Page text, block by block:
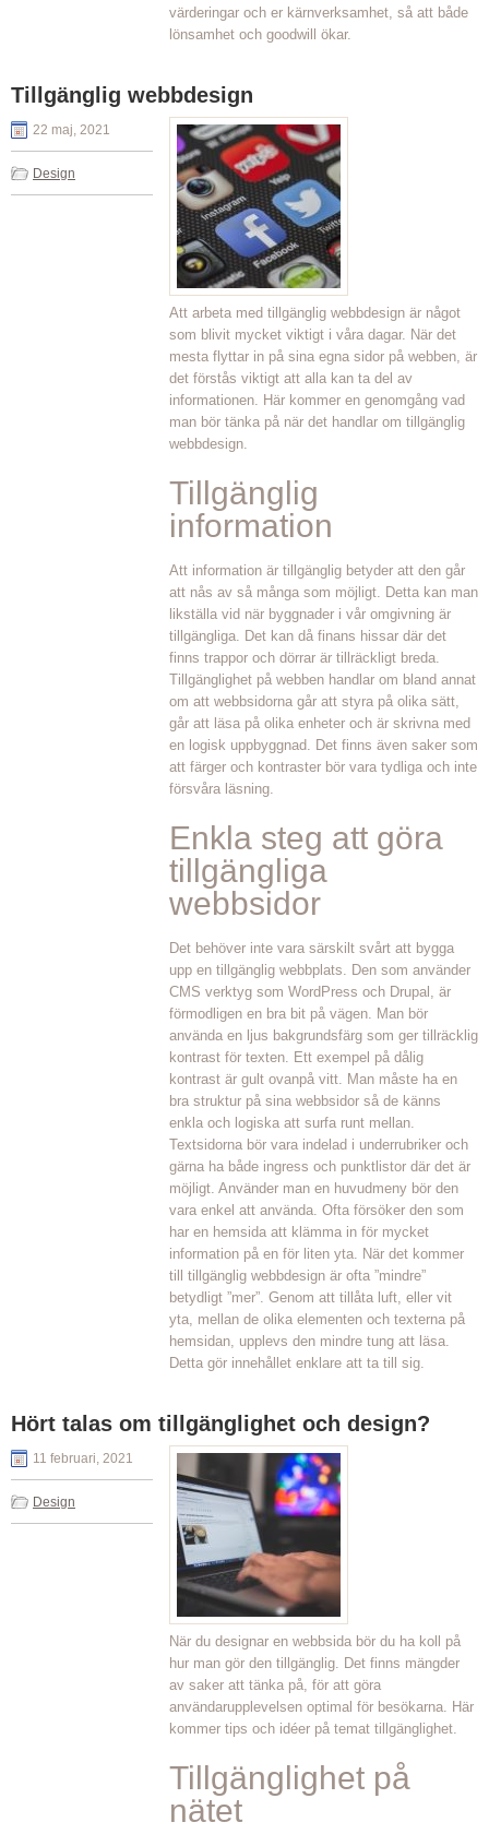
värderingar och er kärnverksamhet, så att både
lönsamhet och goodwill ökar.
Tillgänglig webbdesign
22 maj, 2021
Design
Att arbeta med tillgänglig webbdesign är något
som blivit mycket viktigt i våra dagar. När det
mesta flyttar in på sina egna sidor på webben, är
det förstås viktigt att alla kan ta del av
informationen. Här kommer en genomgång vad
man bör tänka på när det handlar om tillgänglig
webbdesign.
Tillgänglig
information
Att information är tillgänglig betyder att den går
att nås av så många som möjligt. Detta kan man
likställa vid när byggnader i vår omgivning är
tillgängliga. Det kan då finans hissar där det
finns trappor och dörrar är tillräckligt breda.
Tillgänglighet på webben handlar om bland annat
om att webbsidorna går att styra på olika sätt,
går att läsa på olika enheter och är skrivna med
en logisk uppbyggnad. Det finns även saker som
att färger och kontraster bör vara tydliga och inte
försvåra läsning.
Enkla steg att göra
tillgängliga
webbsidor
Det behöver inte vara särskilt svårt att bygga
upp en tillgänglig webbplats. Den som använder
CMS verktyg som WordPress och Drupal, är
förmodligen en bra bit på vägen. Man bör
använda en ljus bakgrundsfärg som ger tillräcklig
kontrast för texten. Ett exempel på dålig
kontrast är gult ovanpå vitt. Man måste ha en
bra struktur på sina webbsidor så de känns
enkla och logiska att surfa runt mellan.
Textsidorna bör vara indelad i underrubriker och
gärna ha både ingress och punktlistor där det är
möjligt. Använder man en huvudmeny bör den
vara enkel att använda. Ofta försöker den som
har en hemsida att klämma in för mycket
information på en för liten yta. När det kommer
till tillgänglig webbdesign är ofta ”mindre”
betydligt ”mer”. Genom att tillåta luft, eller vit
yta, mellan de olika elementen och texterna på
hemsidan, upplevs den mindre tung att läsa.
Detta gör innehållet enklare att ta till sig.
Hört talas om tillgänglighet och design?
11 februari, 2021
Design
När du designar en webbsida bör du ha koll på
hur man gör den tillgänglig. Det finns mängder
av saker att tänka på, för att göra
användarupplevelsen optimal för besökarna. Här
kommer tips och idéer på temat tillgänglighet.
Tillgänglighet på
nätet